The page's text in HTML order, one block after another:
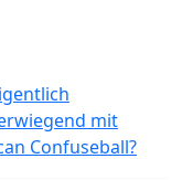
mit
Confuseball?